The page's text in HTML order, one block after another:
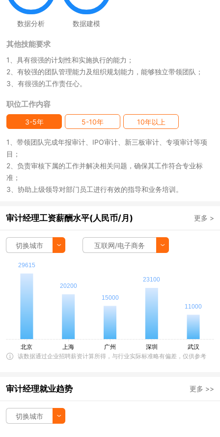
数据分析 数据建模
其他技能要求
1、具有很强的计划性和实施执行的能力；
2、有较强的团队管理能力及组织规划能力，能够独立带领团队；
3、有很强的工作责任心。
职位工作内容
3-5年 5-10年 10年以上
1、带领团队完成年报审计、IPO审计、新三板审计、专项审计等项
目；
2、负责审核下属的工作并解决相关问题，确保其工作符合专业标
准；
3、协助上级领导对部门员工进行有效的指导和业务培训。
审计经理工资薪酬水平(人民币/月) 更多 >
切换城市 互联网/电子商务
该数据通过企业招聘薪资计算所得，与行业实际标准略有偏差，仅供参考
审计经理就业趋势 更多 >>
切换城市